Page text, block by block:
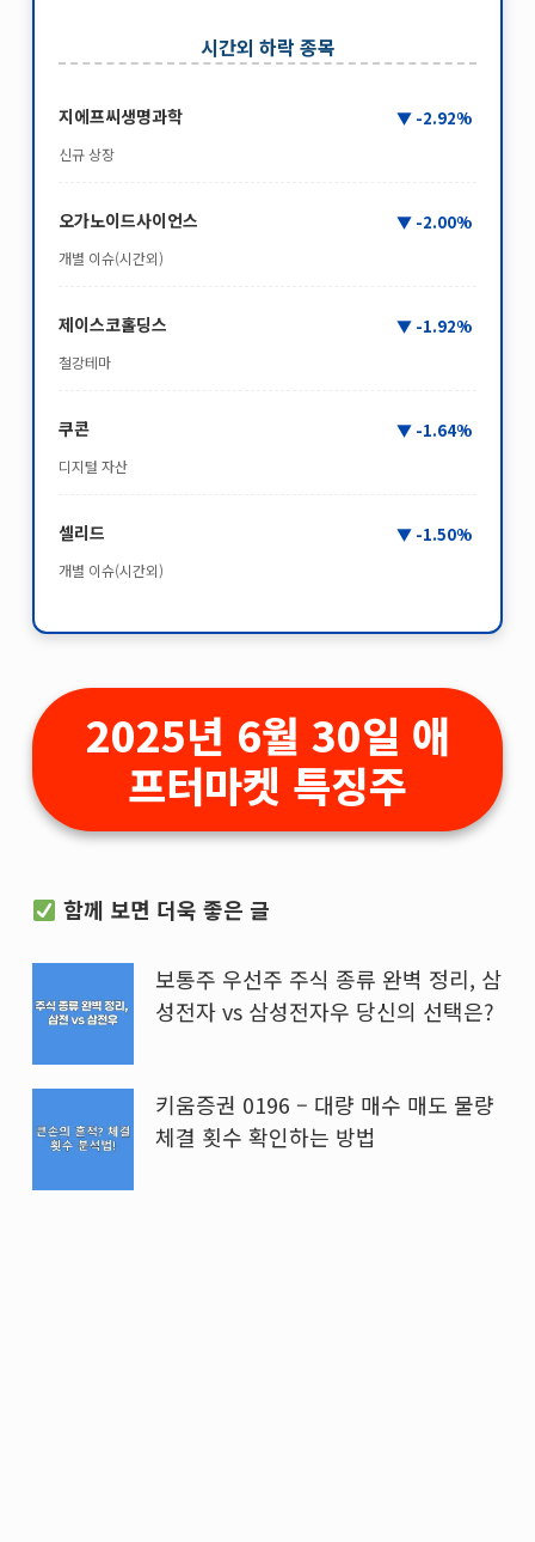
시간외 하락 종목
지에프씨생명과학
신규 상장
-2.92%
오가노이드사이언스
개별 이슈(시간외)
-2.00%
제이스코홀딩스
철강테마
-1.92%
쿠콘
디지털 자산
-1.64%
셀리드
개별 이슈(시간외)
-1.50%
2025년 6월 30일 애
프터마켓 특징주
함께 보면 더욱 좋은 글
보통주 우선주 주식 종류 완벽 정리, 삼
성전자 vs 삼성전자우 당신의 선택은?
키움증권 0196 – 대량 매수 매도 물량
체결 횟수 확인하는 방법